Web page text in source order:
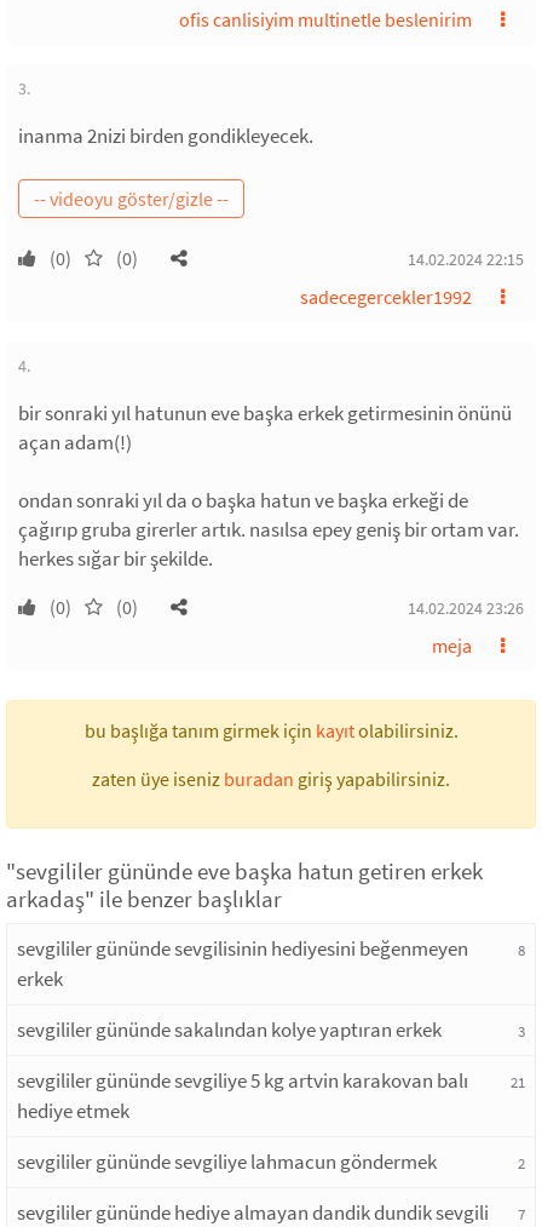
ofis canlisiyim multinetle beslenirim
3.
inanma 2nizi birden gondikleyecek.
(0) (0) 14.02.2024 22:15
sadecegercekler1992
4.
bir sonraki yıl hatunun eve başka erkek getirmesinin önünü
açan adam(!)
ondan sonraki yıl da o başka hatun ve başka erkeği de
çağırıp gruba girerler artık. nasılsa epey geniş bir ortam var.
herkes sığar bir şekilde.
(0) (0) 14.02.2024 23:26
meja
bu başlığa tanım girmek için kayıtolabilirsiniz.
zaten üye iseniz buradan giriş yapabilirsiniz.
"sevgililer gününde eve başka hatun getiren erkek
arkadaş" ile benzer başlıklar
sevgililer gününde sevgilisinin hediyesini beğenmeyen
erkek
8
sevgililer gününde sakalından kolye yaptıran erkek 3
sevgililer gününde sevgiliye 5 kg artvin karakovan balı
hediye etmek
21
sevgililer gününde sevgiliye lahmacun göndermek 2
sevgililer gününde hediye almayan dandik dundik sevgili 7